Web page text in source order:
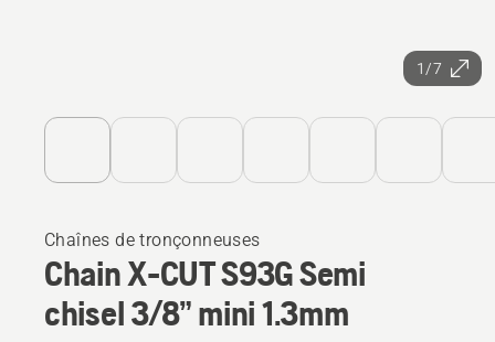
1/7
Chaînes de tronçonneuses
Chain X-CUT S93G Semi
chisel 3/8” mini 1.3mm